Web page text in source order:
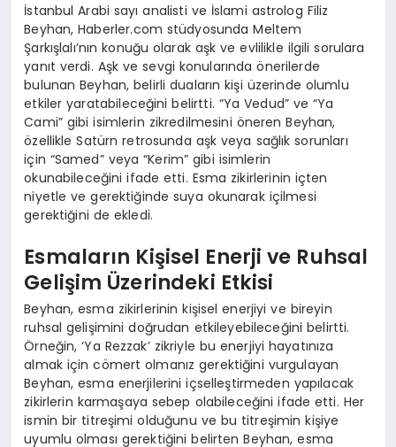
İstanbul Arabi sayı analisti ve İslami astrolog Filiz
Beyhan, Haberler.com stüdyosunda Meltem
Şarkışlalı’nın konuğu olarak aşk ve evlilikle ilgili sorulara
yanıt verdi. Aşk ve sevgi konularında önerilerde
bulunan Beyhan, belirli duaların kişi üzerinde olumlu
etkiler yaratabileceğini belirtti. “Ya Vedud” ve “Ya
Cami” gibi isimlerin zikredilmesini öneren Beyhan,
özellikle Satürn retrosunda aşk veya sağlık sorunları
için “Samed” veya “Kerim” gibi isimlerin
okunabileceğini ifade etti. Esma zikirlerinin içten
niyetle ve gerektiğinde suya okunarak içilmesi
gerektiğini de ekledi.
Esmaların Kişisel Enerji ve Ruhsal
Gelişim Üzerindeki Etkisi
Beyhan, esma zikirlerinin kişisel enerjiyi ve bireyin
ruhsal gelişimini doğrudan etkileyebileceğini belirtti.
Örneğin, ‘Ya Rezzak’ zikriyle bu enerjiyi hayatınıza
almak için cömert olmanız gerektiğini vurgulayan
Beyhan, esma enerjilerini içselleştirmeden yapılacak
zikirlerin karmaşaya sebep olabileceğini ifade etti. Her
ismin bir titreşimi olduğunu ve bu titreşimin kişiye
uyumlu olması gerektiğini belirten Beyhan, esma